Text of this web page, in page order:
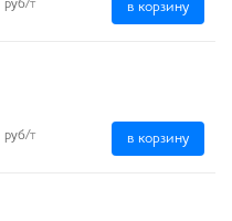
руб/т в корзину
руб/т в корзину